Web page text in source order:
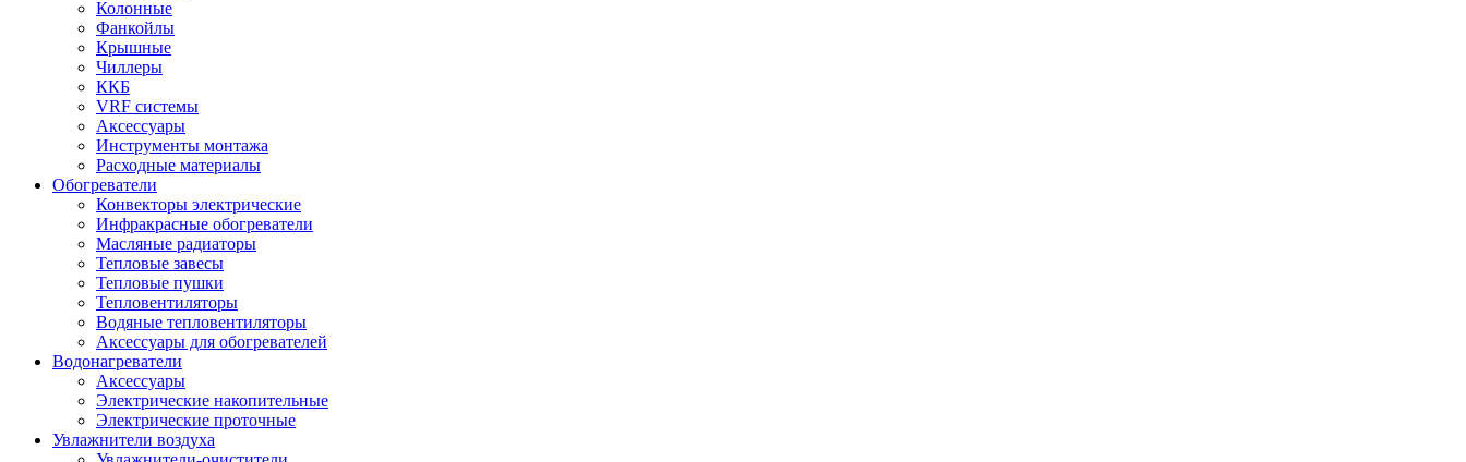
Колонные
Фанкойлы
Крышные
Чиллеры
ККБ
VRF системы
Аксессуары
Инструменты монтажа
Расходные материалы
Обогреватели
Конвекторы электрические
Инфракрасные обогреватели
Масляные радиаторы
Тепловые завесы
Тепловые пушки
Тепловентиляторы
Водяные тепловентиляторы
Аксессуары для обогревателей
Водонагреватели
Аксессуары
Электрические накопительные
Электрические проточные
Увлажнители воздуха